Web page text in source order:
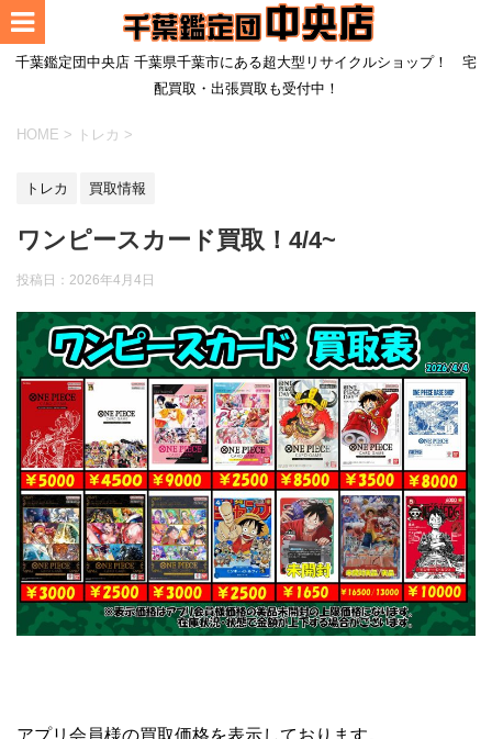
千葉鑑定団中央店 千葉県千葉市にある超大型リサイクルショップ！ 宅
配買取・出張買取も受付中！
HOME > トレカ >
トレカ 買取情報
ワンピースカード買取！4/4~
投稿日： 2026年4月4日